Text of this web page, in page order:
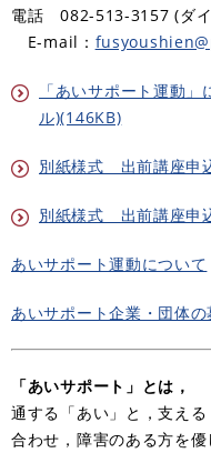
電話 082-513-3157 (ダ
E-mail：
「あいサポート運動
ル)(146KB)
別紙様式 出前講座申
別紙様式 出前講座申
あいサポート運動について
あいサポート企業・団体
「あいサポート」とは，
通する「あい」と，支え
合わせ，障害のある方を